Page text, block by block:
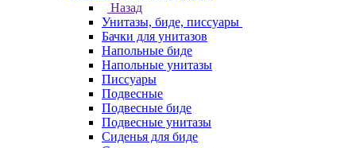
Назад
Унитазы, биде, писсуары
Бачки для унитазов
Напольные биде
Напольные унитазы
Писсуары
Подвесные
Подвесные биде
Подвесные унитазы
Сиденья для биде